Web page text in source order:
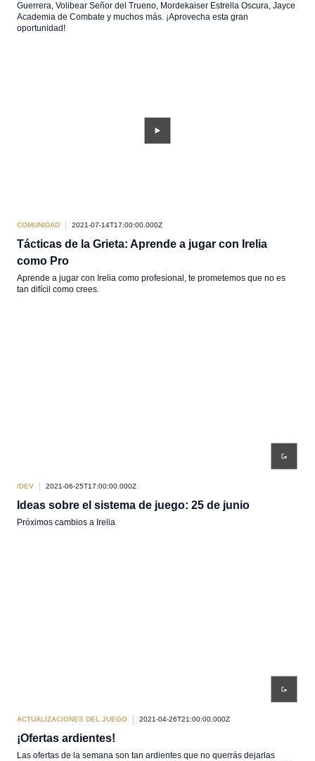
Guerrera, Volibear Señor del Trueno, Mordekaiser Estrella Oscura, Jayce
Academia de Combate y muchos más. ¡Aprovecha esta gran
oportunidad!
COMUNIDAD 2021-07-14T17:00:00.000Z
Tácticas de la Grieta: Aprende a jugar con Irelia
como Pro
Aprende a jugar con Irelia como profesional, te prometemos que no es
tan difícil como crees.
/DEV 2021-06-25T17:00:00.000Z
Ideas sobre el sistema de juego: 25 de junio
Próximos cambios a Irelia
ACTUALIZACIONES DEL JUEGO 2021-04-26T21:00:00.000Z
¡Ofertas ardientes!
Las ofertas de la semana son tan ardientes que no querrás dejarlas